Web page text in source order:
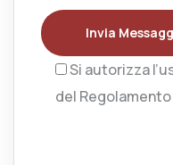
Invia
Si autorizza
del Regolamento